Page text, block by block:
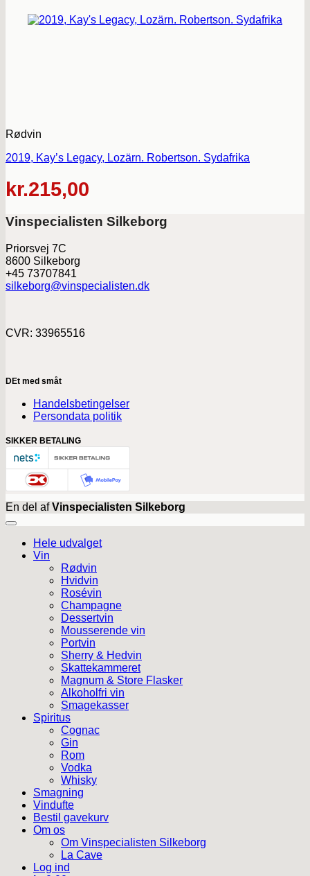
Rødvin
2019, Kay’s Legacy, Lozärn. Robertson. Sydafrika
kr.215,00
Vinspecialisten Silkeborg
Priorsvej 7C
8600 Silkeborg
+45 73707841
silkeborg@vinspecialisten.dk
CVR: 33965516
DEt med småt
Handelsbetingelser
Persondata politik
SIKKER BETALING
En del afVinspecialisten Silkeborg
Hele udvalget
Vin
Rødvin
Hvidvin
Rosévin
Champagne
Dessertvin
Mousserende vin
Portvin
Sherry & Hedvin
Skattekammeret
Magnum & Store Flasker
Alkoholfri vin
Smagekasser
Spiritus
Cognac
Gin
Rom
Vodka
Whisky
Smagning
Vindufte
Bestil gavekurv
Om os
Om Vinspecialisten Silkeborg
La Cave
Log ind